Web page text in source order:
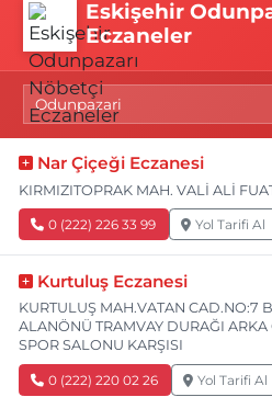
Eskişehir
Eczaneler
Nar Çiçeği Eczanesi
KIRMIZITOPRAK MAH. VALİ ALİ
0 (222) 226 33 99 Yol Tarifi Al
Kurtuluş Eczanesi
KURTULUŞ MAH.VATAN CAD.NO:7
ALANÖNÜ TRAMVAY DURAĞI
SPOR SALONU KARŞISI
0 (222) 220 02 26 Yol Tarifi Al